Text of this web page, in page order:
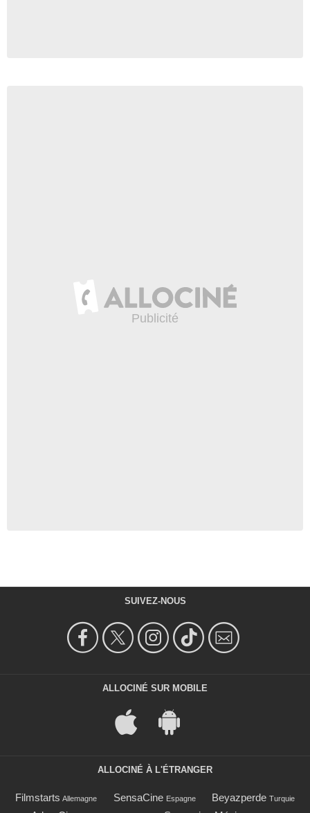
SUIVEZ-NOUS
ALLOCINÉ SUR MOBILE
ALLOCINÉ À L'ÉTRANGER
Filmstarts Allemagne SensaCine Espagne Beyazperde Turquie